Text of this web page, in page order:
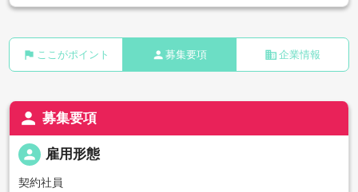
flag ここがポイント person 募集要項 business 企業情報
person 募集要項
person 雇用形態
契約社員